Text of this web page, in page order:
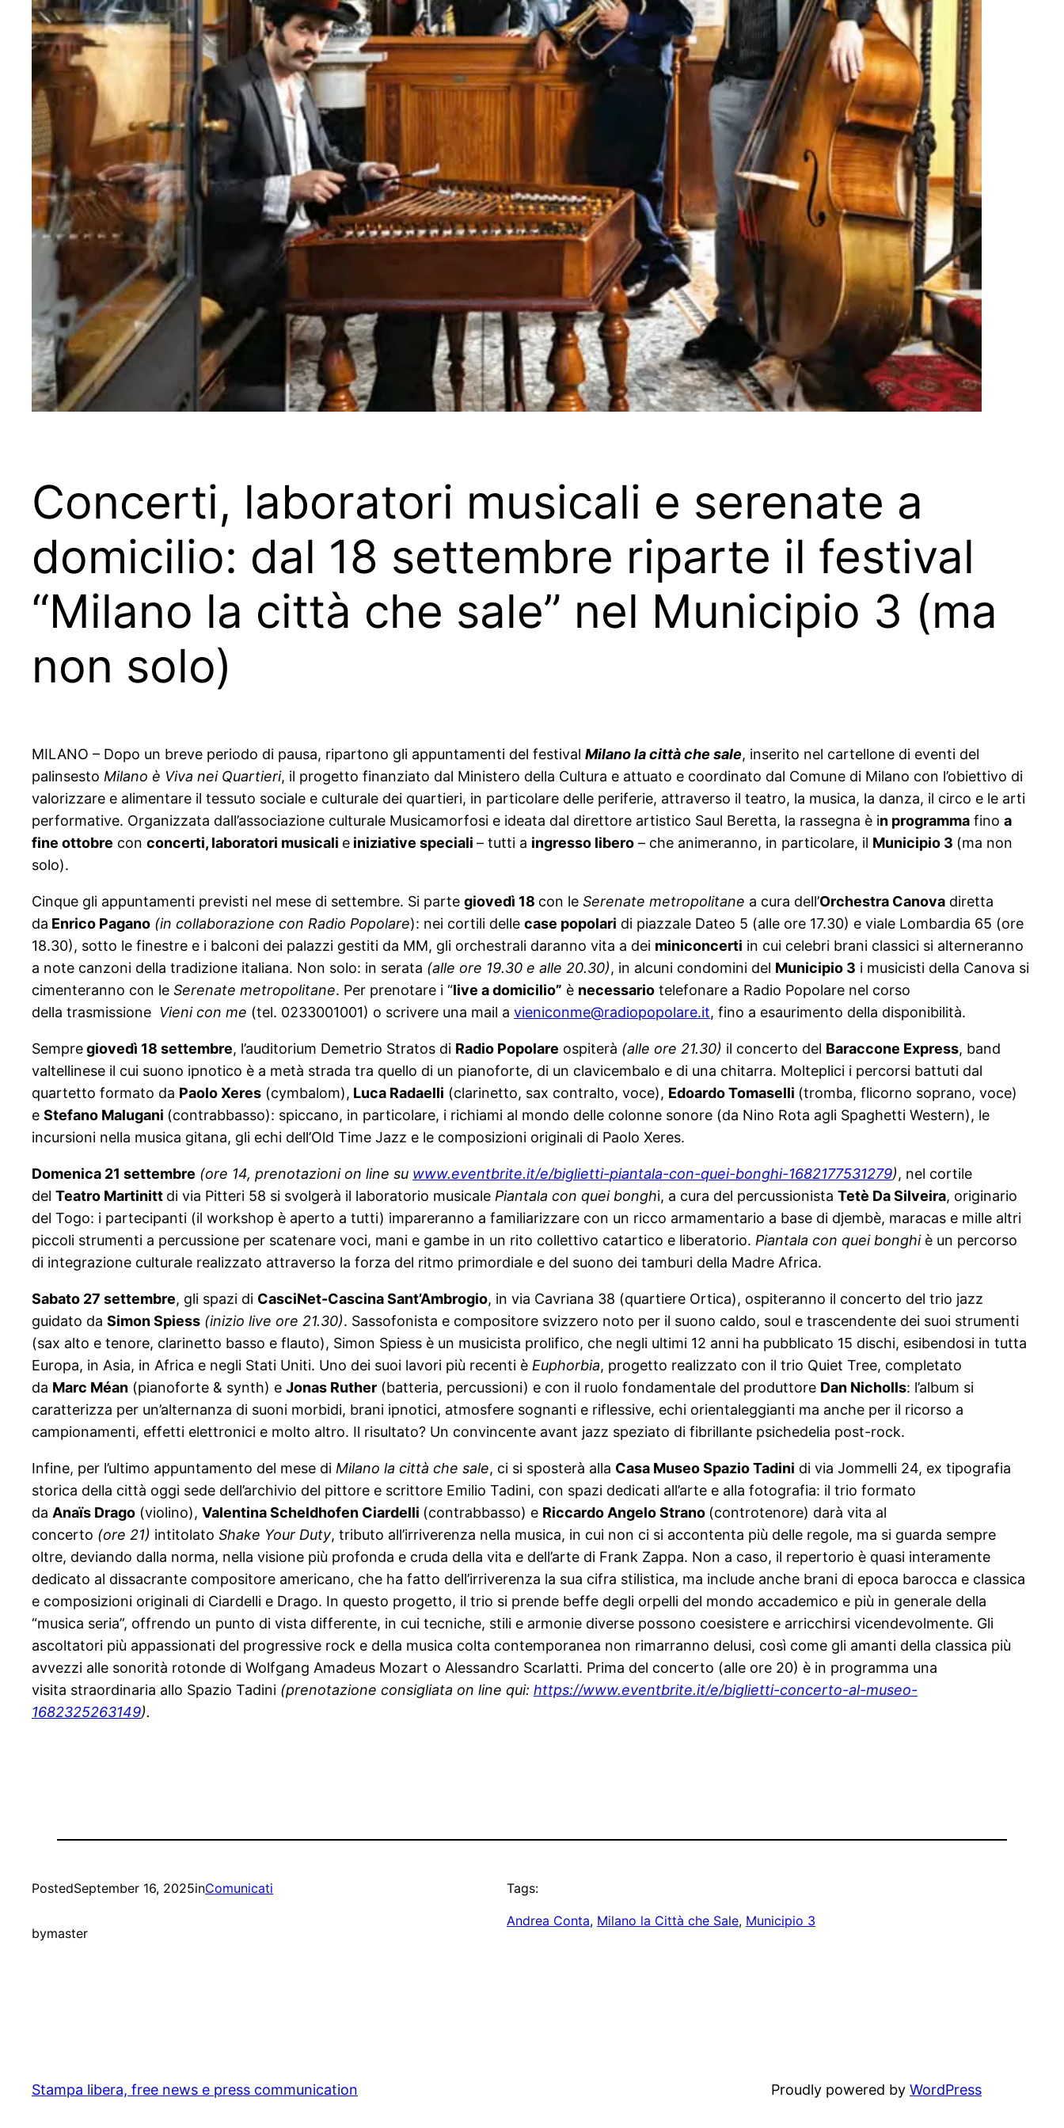
Concerti, laboratori musicali e serenate a
domicilio: dal 18 settembre riparte il festival
“Milano la città che sale” nel Municipio 3 (ma
non solo)
MILANO – Dopo un breve periodo di pausa, ripartono gli appuntamenti del festival Milano la città che sale, inserito nel cartellone di eventi del
palinsesto Milano è Viva nei Quartieri, il progetto finanziato dal Ministero della Cultura e attuato e coordinato dal Comune di Milano con l’obiettivo di
valorizzare e alimentare il tessuto sociale e culturale dei quartieri, in particolare delle periferie, attraverso il teatro, la musica, la danza, il circo e le arti
performative. Organizzata dall’associazione culturale Musicamorfosi e ideata dal direttore artistico Saul Beretta, la rassegna è in programma fino a
fine ottobre con concerti, laboratori musicali e iniziative speciali – tutti a ingresso libero – che animeranno, in particolare, il Municipio 3 (ma non
solo).
Cinque gli appuntamenti previsti nel mese di settembre. Si parte giovedì 18 con le Serenate metropolitane a cura dell’Orchestra Canova diretta
da Enrico Pagano (in collaborazione con Radio Popolare): nei cortili delle case popolari di piazzale Dateo 5 (alle ore 17.30) e viale Lombardia 65 (ore
18.30), sotto le finestre e i balconi dei palazzi gestiti da MM, gli orchestrali daranno vita a dei miniconcerti in cui celebri brani classici si alterneranno
a note canzoni della tradizione italiana. Non solo: in serata (alle ore 19.30 e alle 20.30), in alcuni condomini del Municipio 3 i musicisti della Canova si
cimenteranno con le Serenate metropolitane. Per prenotare i “live a domicilio” è necessario telefonare a Radio Popolare nel corso
della trasmissione Vienicon me (tel. 0233001001) o scrivere una mail a vieniconme@radiopopolare.it, fino a esaurimento della disponibilità.
Sempregiovedì 18 settembre, l’auditorium Demetrio Stratos di Radio Popolare ospiterà (alle ore 21.30) il concerto del Baraccone Express, band
valtellinese il cui suono ipnotico è a metà strada tra quello di un pianoforte, di un clavicembalo e di una chitarra. Molteplici i percorsi battuti dal
quartetto formato da Paolo Xeres (cymbalom), Luca Radaelli (clarinetto, sax contralto, voce), Edoardo Tomaselli (tromba, flicorno soprano, voce)
e Stefano Malugani (contrabbasso): spiccano, in particolare, i richiami al mondo delle colonne sonore (da Nino Rota agli Spaghetti Western), le
incursioni nella musica gitana, gli echi dell’Old Time Jazz e le composizioni originali di Paolo Xeres.
Domenica 21 settembre (ore 14, prenotazioni on line su www.eventbrite.it/e/biglietti-piantala-con-quei-bonghi-1682177531279), nel cortile
del Teatro Martinitt di via Pitteri 58 si svolgerà il laboratorio musicale Piantala con quei bonghi, a cura del percussionista Tetè Da Silveira, originario
del Togo: i partecipanti (il workshop è aperto a tutti) impareranno a familiarizzare con un ricco armamentario a base di djembè, maracas e mille altri
piccoli strumenti a percussione per scatenare voci, mani e gambe in un rito collettivo catartico e liberatorio. Piantala con quei bonghiè un percorso
di integrazione culturale realizzato attraverso la forza del ritmo primordiale e del suono dei tamburi della Madre Africa.
Sabato 27 settembre, gli spazi di CasciNet-Cascina Sant’Ambrogio, in via Cavriana 38 (quartiere Ortica), ospiteranno il concerto del trio jazz
guidato da SimonSpiess (inizio live ore 21.30). Sassofonista e compositore svizzero noto per il suono caldo, soul e trascendente dei suoi strumenti
(sax alto e tenore, clarinetto basso e flauto), Simon Spiess è un musicista prolifico, che negli ultimi 12 anni ha pubblicato 15 dischi, esibendosi in tutta
Europa, in Asia, in Africa e negli Stati Uniti. Uno dei suoi lavori più recenti è Euphorbia, progetto realizzato con il trio Quiet Tree, completato
da Marc Méan (pianoforte & synth) e Jonas Ruther (batteria, percussioni) e con il ruolo fondamentale del produttore Dan Nicholls: l’album si
caratterizza per un’alternanza di suoni morbidi, brani ipnotici, atmosfere sognanti e riflessive, echi orientaleggianti ma anche per il ricorso a
campionamenti, effetti elettronici e molto altro. Il risultato? Un convincente avant jazz speziato di fibrillante psichedelia post-rock.
Infine, per l’ultimo appuntamento del mese di Milano la città che sale, ci si sposterà alla Casa Museo Spazio Tadini di via Jommelli 24, ex tipografia
storica della città oggi sede dell’archivio del pittore e scrittore Emilio Tadini, con spazi dedicati all’arte e alla fotografia: il trio formato
da Anaïs Drago (violino), ValentinaScheldhofen Ciardelli (contrabbasso) e Riccardo Angelo Strano (controtenore) darà vita al
concerto (ore 21) intitolato Shake Your Duty, tributo all’irriverenza nella musica, in cui non ci si accontenta più delle regole, ma si guarda sempre
oltre, deviando dalla norma, nella visione più profonda e cruda della vita e dell’arte di Frank Zappa. Non a caso, il repertorio è quasi interamente
dedicato al dissacrante compositore americano, che ha fatto dell’irriverenza la sua cifra stilistica, ma include anche brani di epoca barocca e classica
e composizioni originali di Ciardelli e Drago. In questo progetto, il trio si prende beffe degli orpelli del mondo accademico e più in generale della
“musica seria”, offrendo un punto di vista differente, in cui tecniche, stili e armonie diverse possono coesistere e arricchirsi vicendevolmente. Gli
ascoltatori più appassionati del progressive rock e della musica colta contemporanea non rimarranno delusi, così come gli amanti della classica più
avvezzi alle sonorità rotonde di Wolfgang Amadeus Mozart o Alessandro Scarlatti. Prima del concerto (alle ore 20) è in programma una
visita straordinaria allo Spazio Tadini (prenotazione consigliata on line qui: https://www.eventbrite.it/e/biglietti-concerto-al-museo-
1682325263149).
PostedSeptember 16, 2025inComunicati
bymaster
Tags:
Andrea Conta, Milano la Città che Sale, Municipio 3
Stampa libera, free news e press communication Proudly powered by WordPress